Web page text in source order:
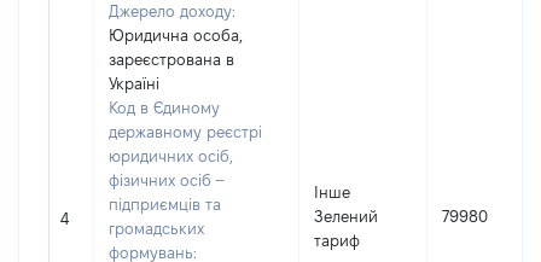
4
Джерело доходу:
Юридична особа,
зареєстрована в
Україні
Код в Єдиному
державному реєстрі
юридичних осіб,
фізичних осіб –
підприємців та
громадських
формувань:
Інше
Зелений
тариф
79980